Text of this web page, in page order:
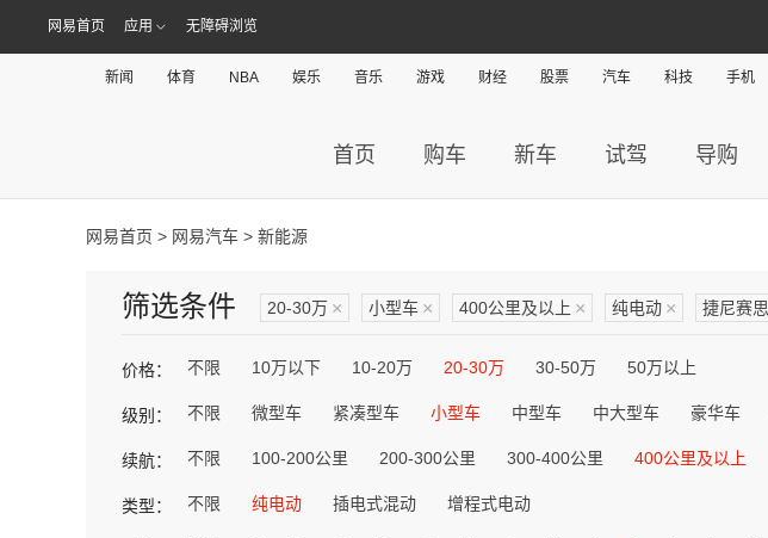
网易首页 应用 无障碍浏览
新闻 体育 NBA 娱乐 音乐 游戏 财经 股票 汽车 科技 手机
首页 购车 新车 试驾 导购
网易首页 > 网易汽车 > 新能源
筛选条件 20-30万 × 小型车 × 400公里及以上 × 纯电动 × 捷尼赛思
价格： 不限 10万以下 10-20万 20-30万 30-50万 50万以上
级别： 不限 微型车 紧凑型车 小型车 中型车 中大型车 豪华车
续航： 不限 100-200公里 200-300公里 300-400公里 400公里及以上
类型： 不限 纯电动 插电式混动 增程式电动